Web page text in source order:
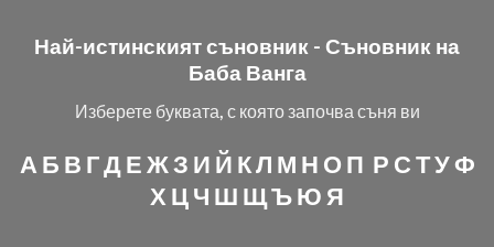
Най-истинският съновник - Съновник на
Баба Ванга
Изберете буквата, с която започва съня ви
А Б В ГДЕЖЗ И Й КЛ М Н О П Р СТУФ
Х ЦЧ Ш ЩЪЮ Я